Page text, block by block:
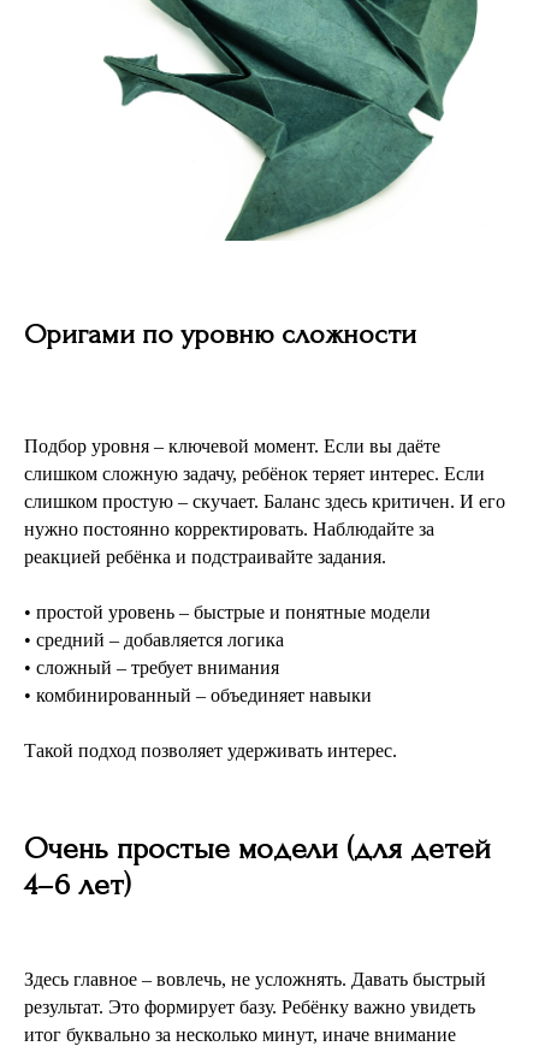
Оригами по уровню сложности
Подбор уровня – ключевой момент. Если вы даёте
слишком сложную задачу, ребёнок теряет интерес. Если
слишком простую – скучает. Баланс здесь критичен. И его
нужно постоянно корректировать. Наблюдайте за
реакцией ребёнка и подстраивайте задания.
• простой уровень – быстрые и понятные модели
• средний – добавляется логика
• сложный – требует внимания
• комбинированный – объединяет навыки
Такой подход позволяет удерживать интерес.
Очень простые модели (для детей
4–6 лет)
Здесь главное – вовлечь, не усложнять. Давать быстрый
результат. Это формирует базу. Ребёнку важно увидеть
итог буквально за несколько минут, иначе внимание